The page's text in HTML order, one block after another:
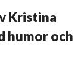
Kristina
humor och